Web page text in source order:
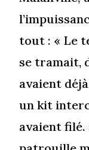
tout : « Le
se tramait,
avaient
un kit
avaient filé.